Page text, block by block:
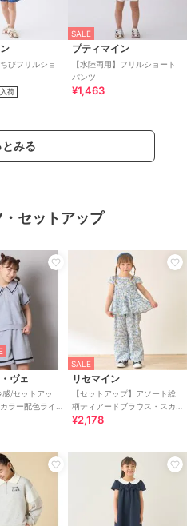
びフリルショ
荷
SALE
プティマイン
【水陸両用】フリルショート
パンツ
¥1,463
とみる
セットアップ
ヴェ
/セットアッ
ラー配色ライ
SALE
リセマイン
【セットアップ】アソート総
柄ティアードブラウス・スカ
ラップパンツセット【子供
¥2,178